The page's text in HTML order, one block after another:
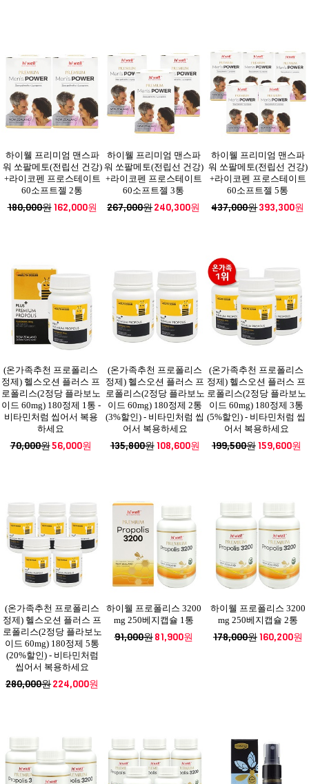
하이웰 프리미엄 맨스파
워 쏘팔메토(전립선 건강)
+라이코펜 프로스테이트
60소프트젤 2통
180,000원162,000원
하이웰 프리미엄 맨스파
워 쏘팔메토(전립선 건강)
+라이코펜 프로스테이트
60소프트젤 3통
267,000원240,300원
하이웰 프리미엄 맨스파
워 쏘팔메토(전립선 건강)
+라이코펜 프로스테이트
60소프트젤 5통
437,000원393,300원
(온가족추천 프로폴리스
정제) 헬스오션 플러스 프
로폴리스(2정당 플라보노
이드 60mg) 180정제 1통 -
비타민처럼 씹어서 복용
하세요
70,000원56,000원
(온가족추천 프로폴리스
정제) 헬스오션 플러스 프
로폴리스(2정당 플라보노
이드 60mg) 180정제 2통
(3%할인) - 비타민처럼 씹
어서 복용하세요
135,800원108,600원
(온가족추천 프로폴리스
정제) 헬스오션 플러스 프
로폴리스(2정당 플라보노
이드 60mg) 180정제 3통
(5%할인) - 비타민처럼 씹
어서 복용하세요
199,500원159,600원
(온가족추천 프로폴리스
정제) 헬스오션 플러스 프
로폴리스(2정당 플라보노
이드 60mg) 180정제 5통
(20%할인) - 비타민처럼
씹어서 복용하세요
280,000원224,000원
하이웰 프로폴리스 3200
mg 250베지캡슐 1통
91,000원81,900원
하이웰 프로폴리스 3200
mg 250베지캡슐 2통
178,000원160,200원